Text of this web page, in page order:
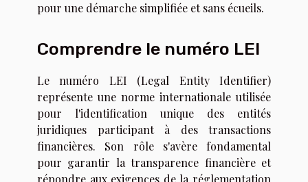
pour une démarche simplifiée et sans écueils.
Comprendre le numéro LEI
Le numéro LEI (Legal Entity Identifier)
représente une norme internationale utilisée
pour l'identification unique des entités
juridiques participant à des transactions
financières. Son rôle s'avère fondamental
pour garantir la transparence financière et
répondre aux exigences de la réglementation